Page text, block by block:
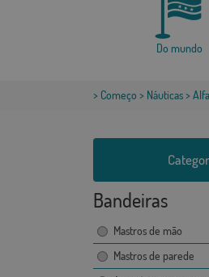
Do mundo
> Começo > Náuticas>
Bandeiras
Mastros de mão
Mastros de parede